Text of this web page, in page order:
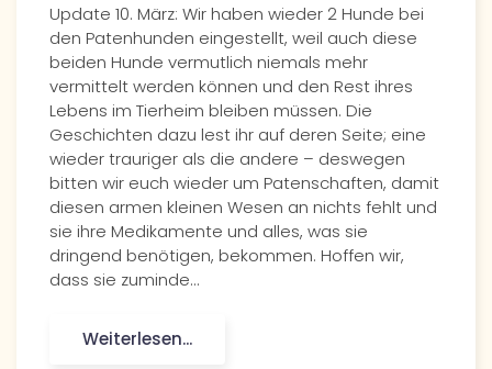
Update 10. März: Wir haben wieder 2 Hunde bei
den Patenhunden eingestellt, weil auch diese
beiden Hunde vermutlich niemals mehr
vermittelt werden können und den Rest ihres
Lebens im Tierheim bleiben müssen. Die
Geschichten dazu lest ihr auf deren Seite; eine
wieder trauriger als die andere – deswegen
bitten wir euch wieder um Patenschaften, damit
diesen armen kleinen Wesen an nichts fehlt und
sie ihre Medikamente und alles, was sie
dringend benötigen, bekommen. Hoffen wir,
dass sie zuminde…
Weiterlesen...